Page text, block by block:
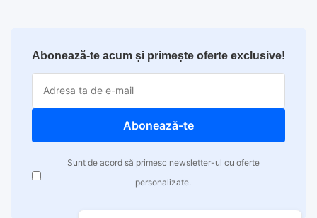
Abonează-te acum și primește oferte exclusive!
Abonează-te
Sunt de acord să primesc newsletter-ul cu oferte
personalizate.